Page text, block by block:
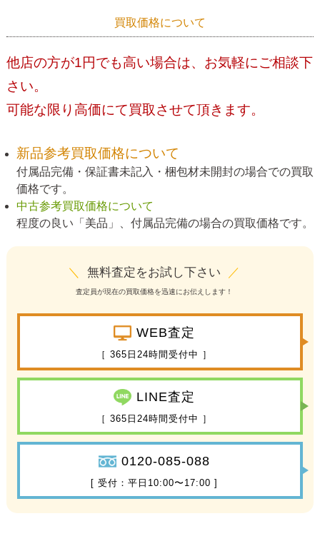
買取価格について
他店の方が1円でも高い場合は、お気軽にご相談下
さい。
可能な限り高価にて買取させて頂きます。
新品参考買取価格について
付属品完備・保証書未記入・梱包材未開封の場合での買取
価格です。
中古参考買取価格について
程度の良い「美品」、付属品完備の場合の買取価格です。
＼ 無料査定をお試し下さい ／
査定員が現在の買取価格を迅速にお伝えします！
WEB査定
［ 365日24時間受付中 ］
LINE査定
［ 365日24時間受付中 ］
0120-085-088
[ 受付：平日10:00〜17:00 ]